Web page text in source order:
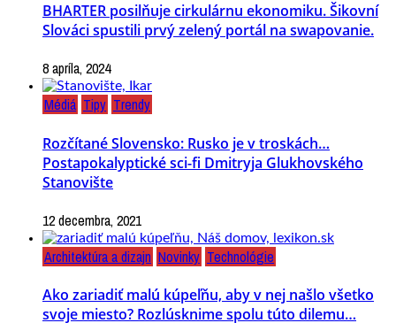
BHARTER posilňuje cirkulárnu ekonomiku. Šikovní
Slováci spustili prvý zelený portál na swapovanie.
8 apríla, 2024
Médiá Tipy Trendy
Rozčítané Slovensko: Rusko je v troskách…
Postapokalyptické sci-fi Dmitryja Glukhovského
Stanovište
12 decembra, 2021
Architektúra a dizajn Novinky Technológie
Ako zariadiť malú kúpeľňu, aby v nej našlo všetko
svoje miesto? Rozlúsknime spolu túto dilemu…